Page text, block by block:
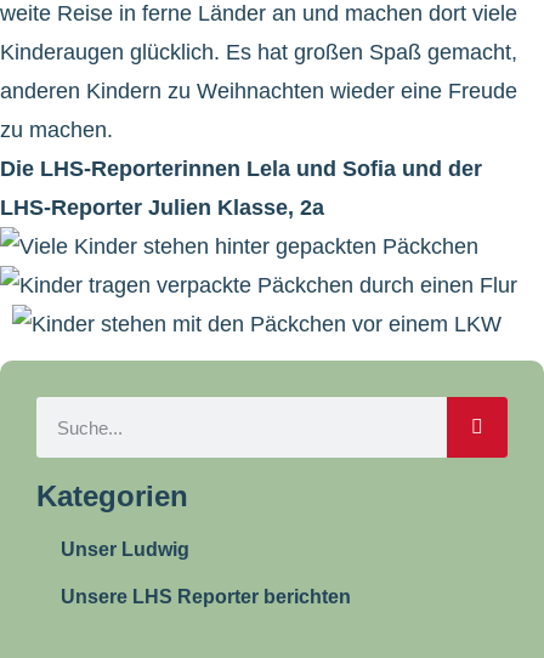
weite Reise in ferne Länder an und machen dort viele
Kinderaugen glücklich. Es hat großen Spaß gemacht,
anderen Kindern zu Weihnachten wieder eine Freude
zu machen.
Die LHS-Reporterinnen Lela und Sofia und der
LHS-Reporter Julien Klasse, 2a
Kategorien
Unser Ludwig
Unsere LHS Reporter berichten